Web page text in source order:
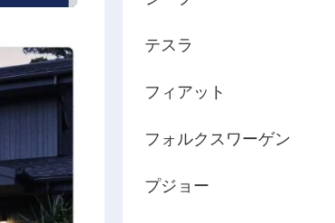
テスラ
フィアット
フォルクスワーゲン
プジョー